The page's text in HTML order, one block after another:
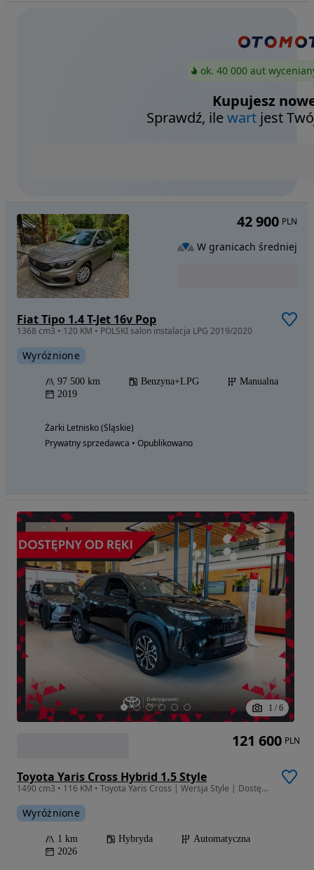
ok. 40 000 aut
Kupujesz
Sprawdź, ilewart jest
Fiat Tipo 1.4 T-Jet 16v Pop
1368 cm3 • 120 KM • POLSKI salon instalacja LPG 2019/2020
Wyróżnione
97 500 km Benzyna+LPG
Manualna
2019
Żarki Letnisko (Śląskie)
Prywatny sprzedawca • Opublikowano
42 900 PLN
W granicach średniej
1 / 6
Toyota Yaris Cross Hybrid 1.5 Style
1490 cm3 • 116 KM • Toyota Yaris Cross | Wersja Style | Dostępna od ręki
Wyróżnione
1 km Hybryda
Automatyczna
2026
121 600 PLN